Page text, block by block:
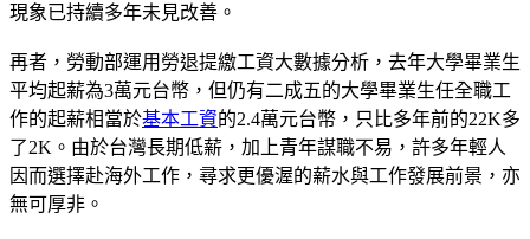
現象已持續多年未見改善。
再者，勞動部運用勞退提繳工資大數據分析，去年大學畢業生
平均起薪為3萬元台幣，但仍有二成五的大學畢業生任全職工
作的起薪相當於基本工資的2.4萬元台幣，只比多年前的22K多
了2K。由於台灣長期低薪，加上青年謀職不易，許多年輕人
因而選擇赴海外工作，尋求更優渥的薪水與工作發展前景，亦
無可厚非。